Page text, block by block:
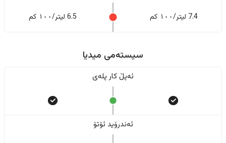
7.4 لیتر/١٠٠ کم 6.5 لیتر/١٠٠ کم
سیستەمی میدیا
ئەپڵ کار پلەی
ئەندرۆید ئۆتۆ